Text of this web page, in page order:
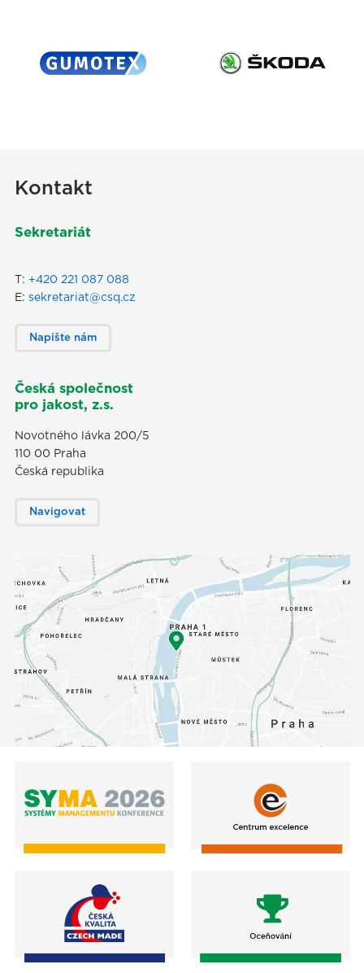
Kontakt
Sekretariát
T: +420 221 087 088
E: sekretariat@csq.cz
Napište nám
Česká společnost
pro jakost, z.s.
Novotného lávka 200/5
110 00 Praha
Česká republika
Navigovat